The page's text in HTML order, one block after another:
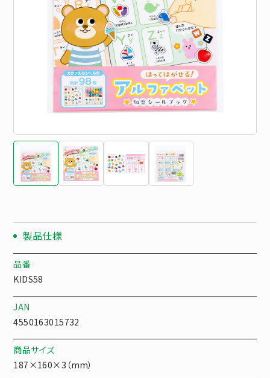
製品仕様
品番
KIDS58
JAN
4550163015732
商品サイズ
187×160×3（mm）